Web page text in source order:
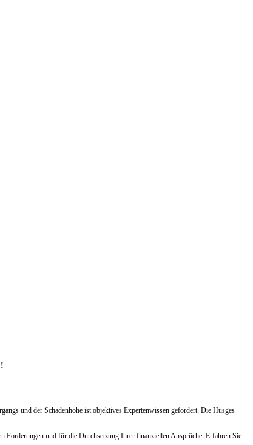
und der Schadenhöhe ist objektives Expertenwissen gefordert. Die Hüsges
Forderungen und für die Durchsetzung Ihrer finanziellen Ansprüche. Erfahren Sie